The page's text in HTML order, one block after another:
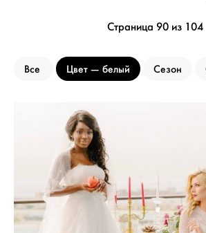
Страница 90 из 104
Все Цвет белый Сезон